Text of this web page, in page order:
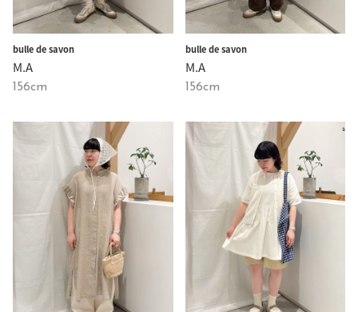
bulle de savon
M.A
156cm
bulle de savon
M.A
156cm